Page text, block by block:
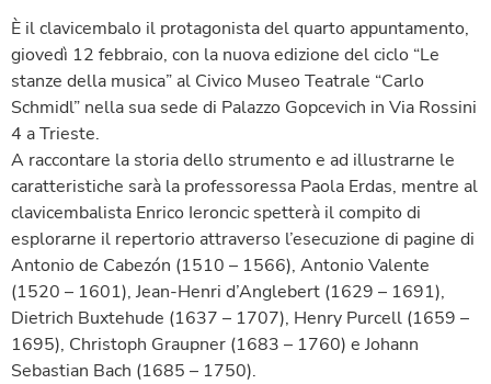
È il clavicembalo il protagonista del quarto appuntamento,
giovedì 12 febbraio, con la nuova edizione del ciclo “Le
stanze della musica” al Civico Museo Teatrale “Carlo
Schmidl” nella sua sede di Palazzo Gopcevich in Via Rossini
4 a Trieste.
A raccontare la storia dello strumento e ad illustrarne le
caratteristiche sarà la professoressa Paola Erdas, mentre al
clavicembalista Enrico Ieroncic spetterà il compito di
esplorarne il repertorio attraverso l’esecuzione di pagine di
Antonio de Cabezón (1510 – 1566), Antonio Valente
(1520 – 1601), Jean-Henri d’Anglebert (1629 – 1691),
Dietrich Buxtehude (1637 – 1707), Henry Purcell (1659 –
1695), Christoph Graupner (1683 – 1760) e Johann
Sebastian Bach (1685 – 1750).